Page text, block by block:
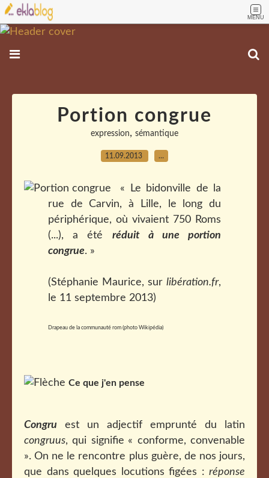
MENU
Portion congrue
expression, sémantique
11.09.2013 …
« Le bidonville de la
rue de Carvin, à Lille, le long du
périphérique, où vivaient 750 Roms
(...), a été réduit à une portion
congrue. »
(Stéphanie Maurice, sur libération.fr,
le 11 septembre 2013)
Drapeau de la communauté rom (photo Wikipédia)
Ce que j'en pense
Congru est un adjectif emprunté du latin
congruus, qui signifie « conforme, convenable
». On ne le rencontre plus guère, de nos jours,
que dans quelques locutions figées : réponse